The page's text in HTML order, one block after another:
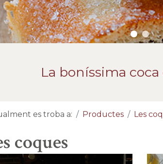
La boníssima coca
es troba a: Productes Les
coques